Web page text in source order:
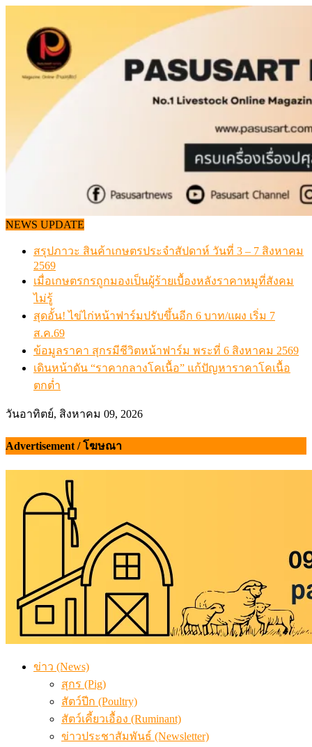
content
NEWS UPDATE
สรุปภาวะ สินค้าเกษตรประจำสัปดาห์ วันที่ 3 – 7 สิงหาคม
2569
เมื่อเกษตรกรถูกมองเป็นผู้ร้ายเบื้องหลังราคาหมูที่สังคม
ไม่รู้
สุดอั้น! ไข่ไก่หน้าฟาร์มปรับขึ้นอีก 6 บาท/แผง เริ่ม 7
ส.ค.69
ข้อมูลราคา สุกรมีชีวิตหน้าฟาร์ม พระที่ 6 สิงหาคม 2569
เดินหน้าดัน “ราคากลางโคเนื้อ” แก้ปัญหาราคาโคเนื้อ
ตกต่ำ
วันอาทิตย์, สิงหาคม 09, 2026
Advertisement / โฆษณา
ข่าว (News)
สุกร (Pig)
สัตว์ปีก (Poultry)
สัตว์เคี้ยวเอื้อง (Ruminant)
ข่าวประชาสัมพันธ์ (Newsletter)